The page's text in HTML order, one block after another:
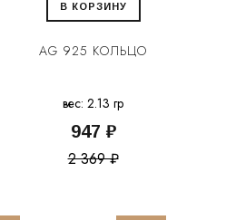
В КОРЗИНУ
AG 925 КОЛЬЦО
вес: 2.13 гр
947 ₽
2 369 ₽